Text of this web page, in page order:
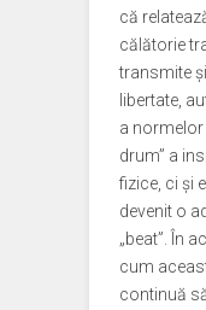
că
călătorie
transmite
libertate,
a normelor
drum” a
fizice, ci și
devenit o
„beat”. În
cum
continuă